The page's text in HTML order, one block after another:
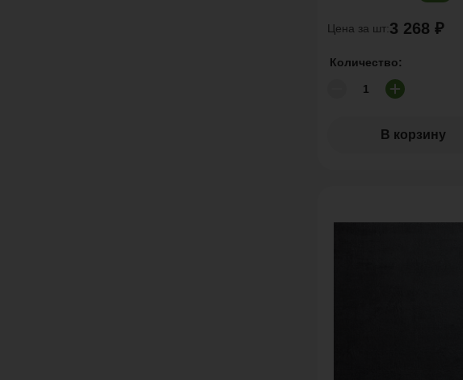
Цена за шт:3 268 ₽
Количество:
В корзину